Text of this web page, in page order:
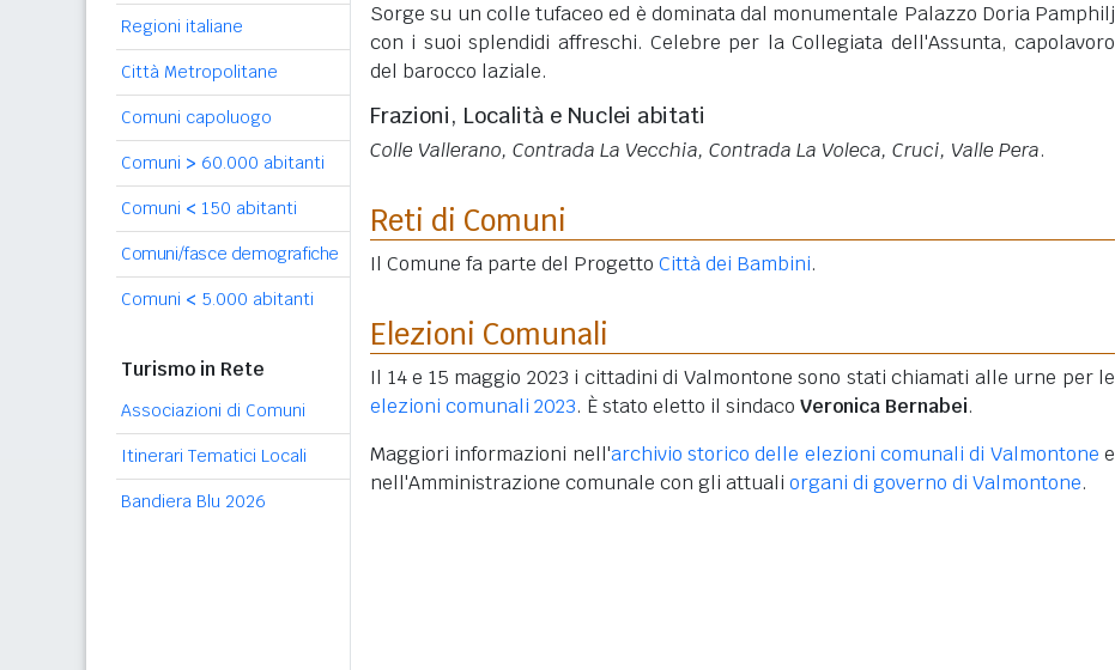
Regioni italiane
Città Metropolitane
Comuni capoluogo
Comuni > 60.000 abitanti
Comuni < 150 abitanti
Comuni/fasce demografiche
Comuni < 5.000 abitanti
Turismo in Rete
Associazioni di Comuni
Itinerari Tematici Locali
Bandiera Blu 2026
Sorge su un colle tufaceo ed è dominata dal monumentale Palazzo Doria Pamphilj
con i suoi splendidi affreschi. Celebre per la Collegiata dell'Assunta, capolavoro
del barocco laziale.
Frazioni, Località e Nuclei abitati
Colle Vallerano, Contrada La Vecchia, Contrada La Voleca, Cruci, Valle Pera.
Reti di Comuni
Il Comune fa parte del Progetto Città dei Bambini.
Elezioni Comunali
Il 14 e 15 maggio 2023 i cittadini di Valmontone sono stati chiamati alle urne per le
elezioni comunali 2023. È stato eletto il sindaco Veronica Bernabei.
Maggiori informazioni nell'archivio storico delle elezioni comunali di Valmontone e
nell'Amministrazione comunale con gli attuali organi di governo di Valmontone.